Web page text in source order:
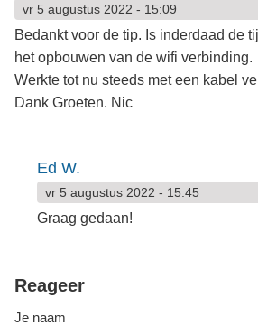
vr 5 augustus 2022 - 15:09
Bedankt voor de tip. Is inderdaad de
het opbouwen van de wifi verbinding.
Werkte tot nu steeds met een kabel
Dank Groeten. Nic
Ed W.
vr 5 augustus 2022 - 15:45
Graag gedaan!
Reageer
Je naam